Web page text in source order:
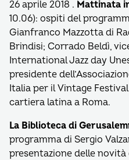
26 aprile 2018 . Mattinata
10.06): ospiti del
Gianfranco Mazzotta di
Brindisi; Corrado Beldì,
International Jazz day
presidente
Italia per il Vintage
cartiera latina a Roma.
La Biblioteca di
programma di Sergio
presentazione delle